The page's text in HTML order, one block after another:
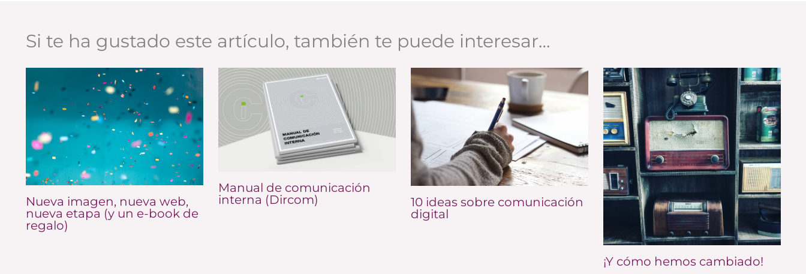
Si te ha gustado este artículo, también te puede interesar…
Nueva imagen, nueva web,
nueva etapa (y un e-book de
regalo)
Manual de comunicación
interna (Dircom)
10 ideas sobre comunicación
digital
¡Y cómo hemos cambiado!